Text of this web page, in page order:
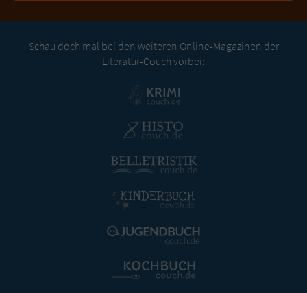
Schau doch mal bei den weiteren Online-Magazinen der
Literatur-Couch vorbei: